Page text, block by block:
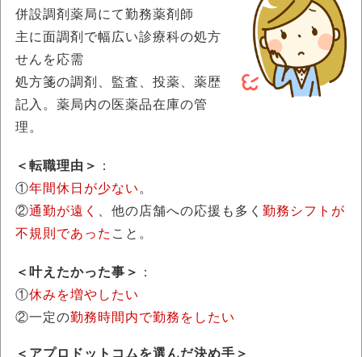
併設調剤薬局にて勤務薬剤師
主に面調剤で幅広い診療科の処方
せんを応需
処方箋の調剤、監査、投薬、薬歴
記入。薬局内の医薬品在庫の管
理。
＜転職理由＞
：
①年間休日が少ない 。
②通勤が遠く 、他の店舗への応援も多く 勤務シフトが
不規則であった こと。
＜叶えたかった事＞
：
①休みを増やしたい
②一定の勤務時間内で勤務をしたい
＜ アプロドットコムを選んだ決め手 ＞